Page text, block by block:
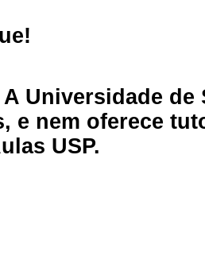
A Universidade
e nem oferece
USP.